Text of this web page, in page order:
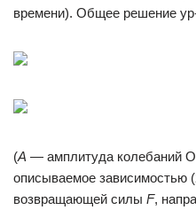
времени). Общее решение
(А — амплитуда колебаний
описываемое зависимостью
возвращающей силы F,